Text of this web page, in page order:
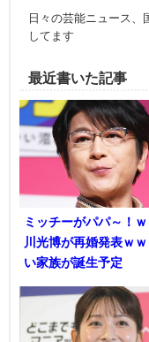
日々の芸能ニュース、
してます
最近書いた記事
ミッチーがパパ～！ｗ
川光博が再婚発表ｗ
い家族が誕生予定